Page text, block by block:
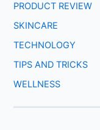
PRODUCT REVIEW
SKINCARE
TECHNOLOGY
TIPS AND TRICKS
WELLNESS